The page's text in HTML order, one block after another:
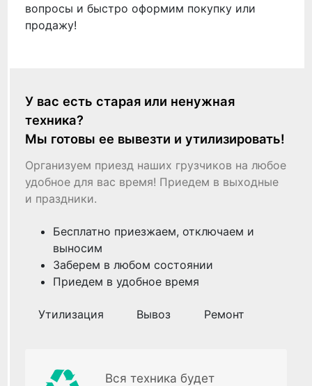
вопросы и быстро оформим покупку или
продажу!
У вас есть старая или ненужная
техника?
Мы готовы ее вывезти и утилизировать!
Организуем приезд наших грузчиков на любое
удобное для вас время! Приедем в выходные
и праздники.
Бесплатно приезжаем, отключаем и
выносим
Заберем в любом состоянии
Приедем в удобное время
Утилизация Вывоз Ремонт
Вся техника будет